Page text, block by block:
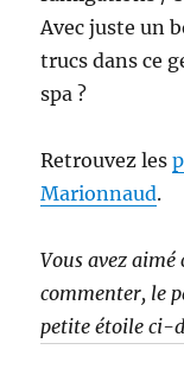
Avec juste un
trucs dans ce
spa ?
Retrouvez les
Marionnaud.
Vous avez aimé
commenter, le
petite étoile ci-